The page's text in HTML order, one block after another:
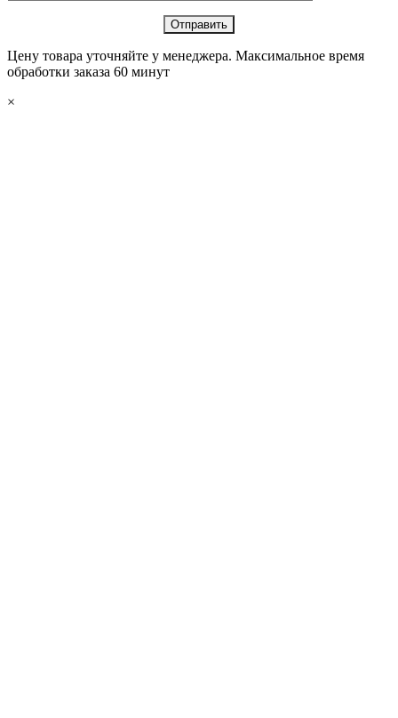
Цену товара уточняйте у менеджера. Максимальное время
обработки заказа 60 минут
×